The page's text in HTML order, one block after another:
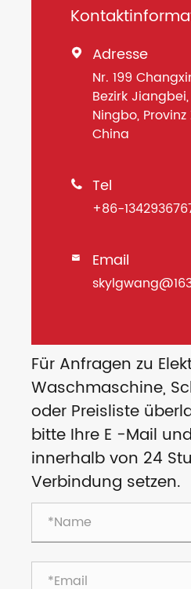
 Adresse
Nr. 199
Bezirk
Ningbo,
China
 Tel
+86-
 Email
Für Anfragen zu
Waschmaschine,
oder Preisliste
bitte Ihre E -Mail
innerhalb von 24
Verbindung setzen.